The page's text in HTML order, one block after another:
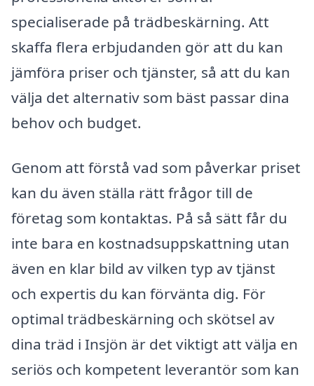
specialiserade på trädbeskärning. Att
skaffa flera erbjudanden gör att du kan
jämföra priser och tjänster, så att du kan
välja det alternativ som bäst passar dina
behov och budget.
Genom att förstå vad som påverkar priset
kan du även ställa rätt frågor till de
företag som kontaktas. På så sätt får du
inte bara en kostnadsuppskattning utan
även en klar bild av vilken typ av tjänst
och expertis du kan förvänta dig. För
optimal trädbeskärning och skötsel av
dina träd i Insjön är det viktigt att välja en
seriös och kompetent leverantör som kan